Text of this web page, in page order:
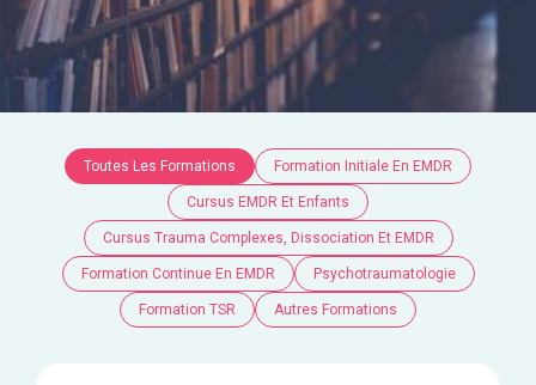
Toutes Les Formations Formation Initiale En EMDR
Cursus EMDR Et Enfants
Cursus Trauma Complexes, Dissociation Et EMDR
Formation Continue En EMDR Psychotraumatologie
Formation TSR Autres Formations